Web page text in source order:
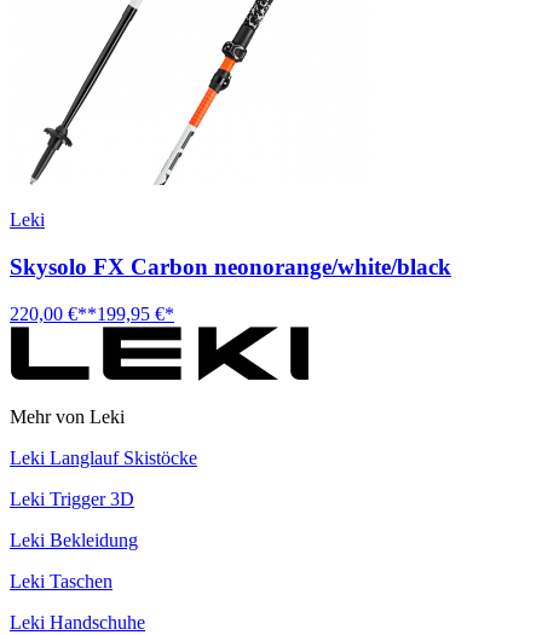
Leki
Skysolo FX Carbon neonorange/white/black
220,00 €**199,95 €*
Mehr von Leki
Leki Langlauf Skistöcke
Leki Trigger 3D
Leki Bekleidung
Leki Taschen
Leki Handschuhe